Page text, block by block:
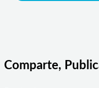
Comparte,